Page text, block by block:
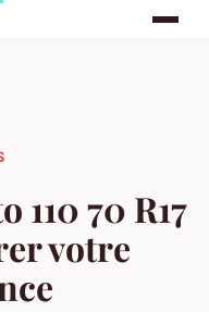
110 70 R17
votre